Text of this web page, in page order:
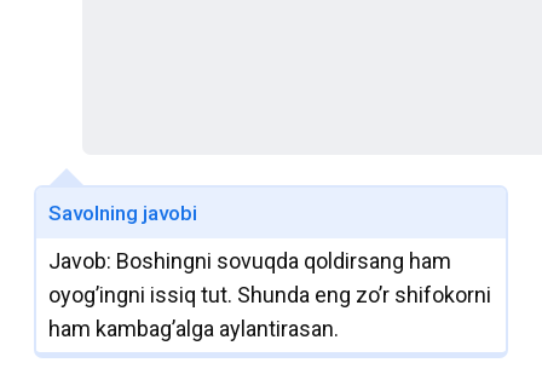
Savolning javobi
Javob: Boshingni sovuqda qoldirsang ham
oyog’ingni issiq tut. Shunda eng zo’r shifokorni
ham kambag’alga aylantirasan.